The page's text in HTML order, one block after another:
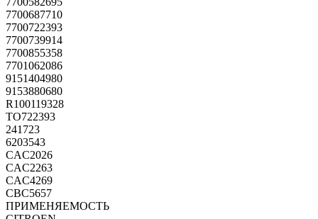
7700687710
7700722393
7700739914
7700855358
7701062086
9151404980
9153880680
R100119328
TO722393
241723
6203543
CAC2026
CAC2263
CAC4269
CBC5657
ПРИМЕНЯЕМОСТЬ